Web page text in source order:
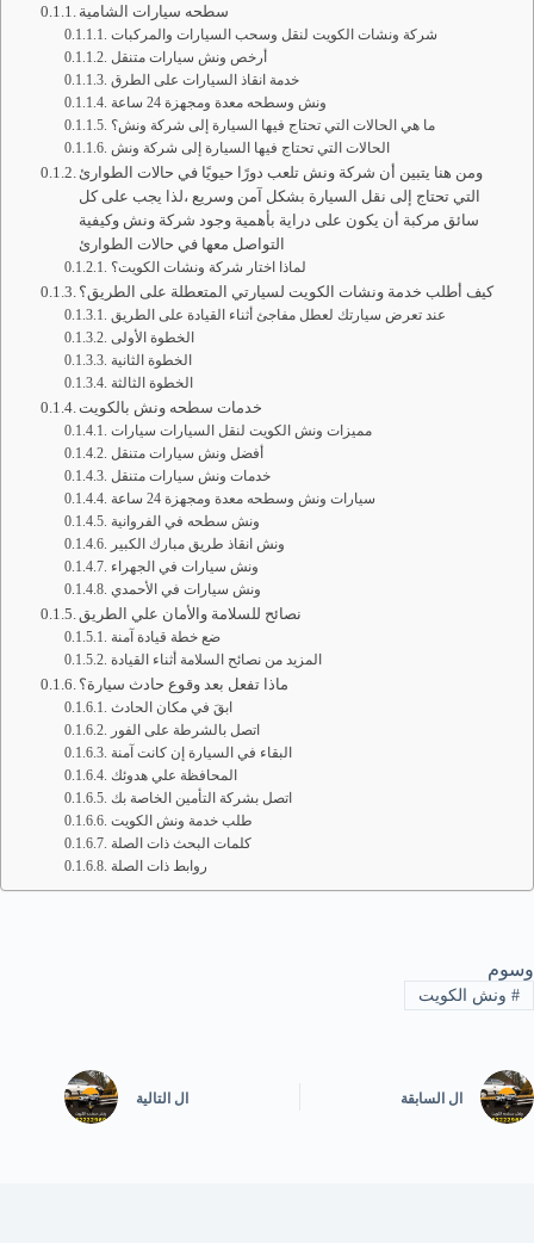
سطحه سيارات الشامية
شركة ونشات الكويت لنقل وسحب السيارات والمركبات
أرخص ونش سيارات متنقل
خدمة انقاذ السيارات على الطرق
ونش وسطحه معدة ومجهزة 24 ساعة
ما هي الحالات التي تحتاج فيها السيارة إلى شركة ونش؟
الحالات التي تحتاج فيها السيارة إلى شركة ونش
ومن هنا يتبين أن شركة ونش تلعب دورًا حيويًا في حالات الطوارئ
التي تحتاج إلى نقل السيارة بشكل آمن وسريع ،لذا يجب على كل
سائق مركبة أن يكون على دراية بأهمية وجود شركة ونش وكيفية
التواصل معها في حالات الطوارئ
لماذا اختار شركة ونشات الكويت؟
كيف أطلب خدمة ونشات الكويت لسيارتي المتعطلة على الطريق؟
عند تعرض سيارتك لعطل مفاجئ أثناء القيادة على الطريق
الخطوة الأولى
الخطوة الثانية
الخطوة الثالثة
خدمات سطحه ونش بالكويت
مميزات ونش الكويت لنقل السيارات سيارات
أفضل ونش سيارات متنقل
خدمات ونش سيارات متنقل
سيارات ونش وسطحه معدة ومجهزة 24 ساعة
ونش سطحه في الفروانية
ونش انقاذ طريق مبارك الكبير
ونش سيارات في الجهراء
ونش سيارات في الأحمدي
نصائح للسلامة والأمان علي الطريق
ضع خطة قيادة آمنة
المزيد من نصائح السلامة أثناء القيادة
ماذا تفعل بعد وقوع حادث سيارة؟
ابقَ في مكان الحادث
اتصل بالشرطة على الفور
البقاء في السيارة إن كانت آمنة
المحافظة علي هدوئك
اتصل بشركة التأمين الخاصة بك
طلب خدمة ونش الكويت
كلمات البحث ذات الصلة
روابط ذات الصلة
وسوم
#ونش الكويت
ال السابقة ال التالية